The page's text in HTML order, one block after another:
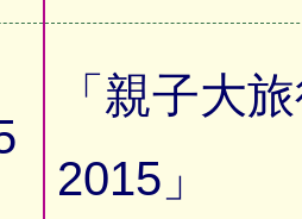
「親子大
2015」